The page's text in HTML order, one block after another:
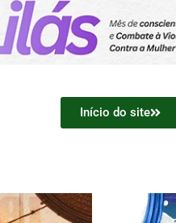
Início do site